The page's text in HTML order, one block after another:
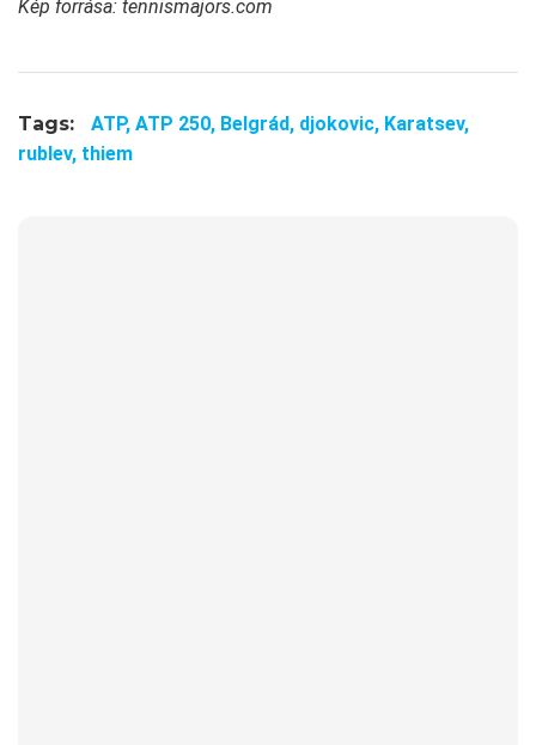
Kép forrása: tennismajors.com
Tags: ATP, ATP 250, Belgrád, djokovic, Karatsev,
rublev, thiem